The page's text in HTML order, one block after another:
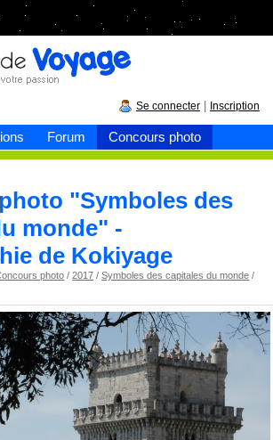
Forum Concours photo
Se connecter Inscription
"Symboles des
monde" -
de Kokiyage
photo /2017 /Symboles des capitales du monde /